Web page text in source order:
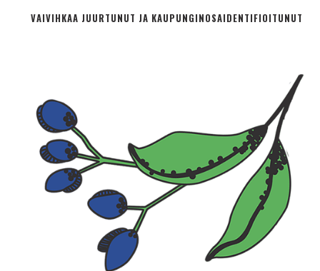
VAIVIHKAA JUURTUNUT JA KAUPUNGINOSA­IDENTIFIOITUNUT